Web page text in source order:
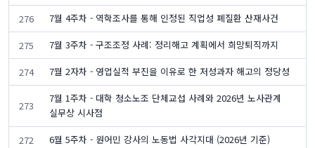
276 7월 4주차 - 역학조사를 통해 인정된 직업성 폐질환 산재사건
275 7월 3주차 - 구조조정 사례: 정리해고 계획에서 희망퇴직까지
274 7월 2자차 - 영업실적 부진을 이유로 한 저성과자 해고의 정당성
273
7월 1주차 - 대학 청소노조 단체교섭 사례와 2026년 노사관계
실무상 시사점
272 6월 5주차 - 원어민 강사의 노동법 사각지대 (2026년 기준)